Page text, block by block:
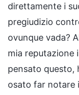
direttamente i
pregiudizio
ovunque vada?
mia reputazione
pensato questo,
osato far notare